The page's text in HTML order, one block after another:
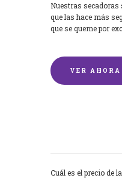
Nuestras
que las hace más
que se queme por
VER AHORA
Cuál es el precio de